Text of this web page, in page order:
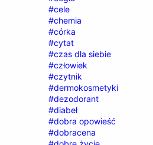
#cele
#chemia
#córka
#cytat
#czas dla siebie
#człowiek
#czytnik
#dermokosmetyki
#dezodorant
#diabeł
#dobra opowieść
#dobracena